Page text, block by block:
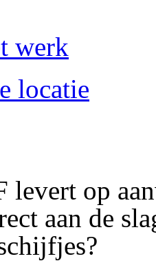
werk
locatie
levert op
aan de